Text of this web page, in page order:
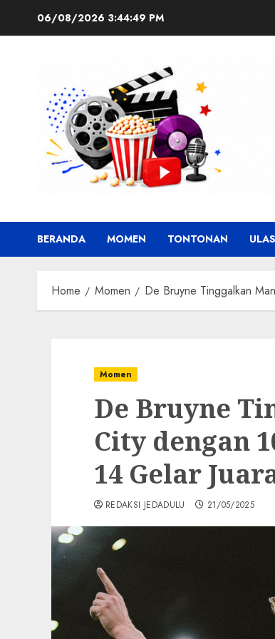
06/08/2026 3:44:50 PM
BERANDA MOMEN TONTONAN
Home Momen De Bruyne Tinggalkan
Momen
De Bruyne
City dengan
14 Gelar
REDAKSI JEDADULU 21/05/2025